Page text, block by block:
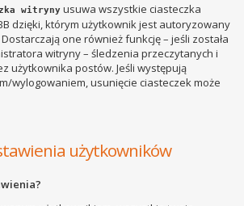
witryny usuwa wszystkie ciasteczka
dzięki, którym użytkownik jest autoryzowany
one również funkcję – jeśli została
witryny – śledzenia przeczytanych i
użytkownika postów. Jeśli występują
wylogowaniem, usunięcie ciasteczek może
użytkowników